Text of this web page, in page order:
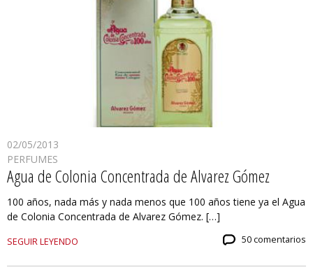
02/05/2013
PERFUMES
Agua de Colonia Concentrada de Alvarez Gómez
100 años, nada más y nada menos que 100 años tiene ya el Agua
de Colonia Concentrada de Alvarez Gómez. […]
SEGUIR LEYENDO 50 comentarios